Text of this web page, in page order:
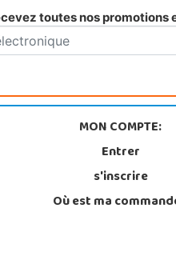
toutes nos promotions
MON COMPTE:
Entrer
s'inscrire
Où est ma